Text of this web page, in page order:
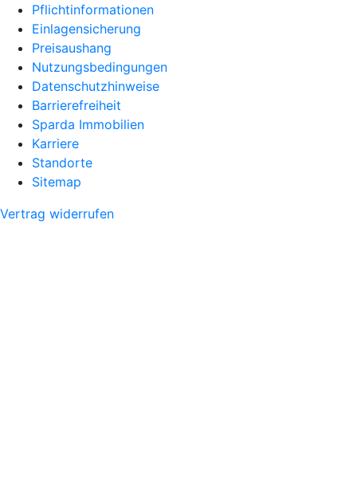
Pflichtinformationen
Einlagensicherung
Preisaushang
Nutzungsbedingungen
Datenschutzhinweise
Barrierefreiheit
Sparda Immobilien
Karriere
Standorte
Sitemap
Vertrag widerrufen